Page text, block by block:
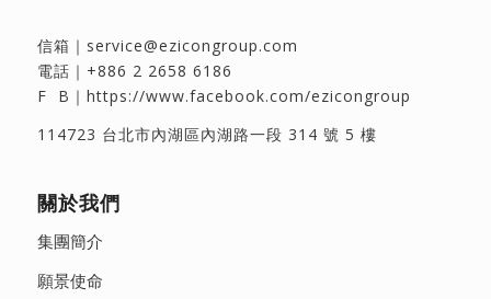
信箱｜ service@ezicongroup.com
電話｜ +886 2 2658 6186
F B｜ https://www.facebook.com/ezicongroup
114723 台北市內湖區內湖路一段 314 號 5 樓
關於我們
集團簡介
願景使命